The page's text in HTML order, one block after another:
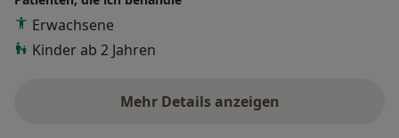
in die Praxis kommen können.
Erwachsene
Kinder ab 2 Jahren
Mehr Details anzeigen
über Erfahrungen